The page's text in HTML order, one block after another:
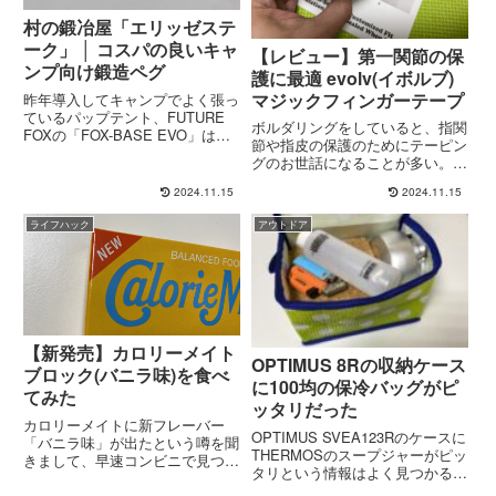
村の鍛冶屋「エリッゼステ
ーク」 │ コスパの良いキャ
ンプ向け鍛造ペグ
昨年導入してキャンプでよく張っ
ているパップテント、FUTURE
FOXの「FOX-BASE EVO」はペ
素材(ポリコットン)のテントを支
冶屋の「エリッ...
2024.11.15
【レビュー】第一関節の保
護に最適 evolv(イボルブ)
マジックフィンガーテープ
ボルダリングをしていると、指関
節や指皮の保護のためにテーピン
グのお世話になることが多い。自
トルウィン™テーピングテープ
非伸縮タイプの12mm(主に手指
用)と25mm(主に手首用)を使用。
関節の保護という意味で...
2024.11.15
ライフハック
【新発売】カロリーメイト
ブロック(バニラ味)を食べ
てみた
カロリーメイトに新フレーバー
「バニラ味」が出たという噂を聞
きまして、早速コンビニで見つけ
アウトドア
OPTIMUS 8Rの収納ケース
に100均の保冷バッグがピ
ッタリだった
OPTIMUS SVEA123Rのケースに
THERMOSのスープジャーがピッ
タリという情報はよく見つかるの